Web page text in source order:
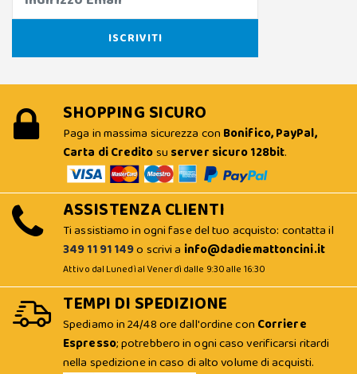
SHOPPING SICURO
Paga in massima sicurezza con Bonifico, PayPal,
Carta di Creditosu server sicuro 128bit.
ASSISTENZA CLIENTI
Ti assistiamo in ogni fase del tuo acquisto: contatta il
349 11 91 149o scrivi a info@dadiemattoncini.it
Attivo dal Lunedì al Venerdì dalle 9:30 alle 16:30
TEMPI DI SPEDIZIONE
Spediamo in 24/48 ore dall'ordine con Corriere
Espresso; potrebbero in ogni caso verificarsi ritardi
nella spedizione in caso di alto volume di acquisti.